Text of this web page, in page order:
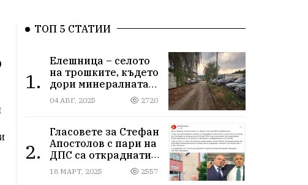
ТОП 5 СТАТИИ
1.
Елешница – селото
на трошките, където
дори минералната
вода не може да
измие срама
04 АВГ, 2025 2720
2.
Гласовете за Стефан
Апостолов с пари на
ДПС са откраднати
от Иван Герчев,
медия бухалка го
18 МАРТ, 2025 2557